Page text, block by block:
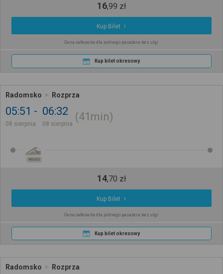
16,99 zł
Kup Bilet
Cena całkowita dla jednego pasażera bez ulgi
Kup bilet okresowy
Radomsko Rozprza
05:51
08 sierpnia
06:32
08 sierpnia
41min
REGIO
14,70 zł
Kup Bilet
Cena całkowita dla jednego pasażera bez ulgi
Kup bilet okresowy
Radomsko Rozprza